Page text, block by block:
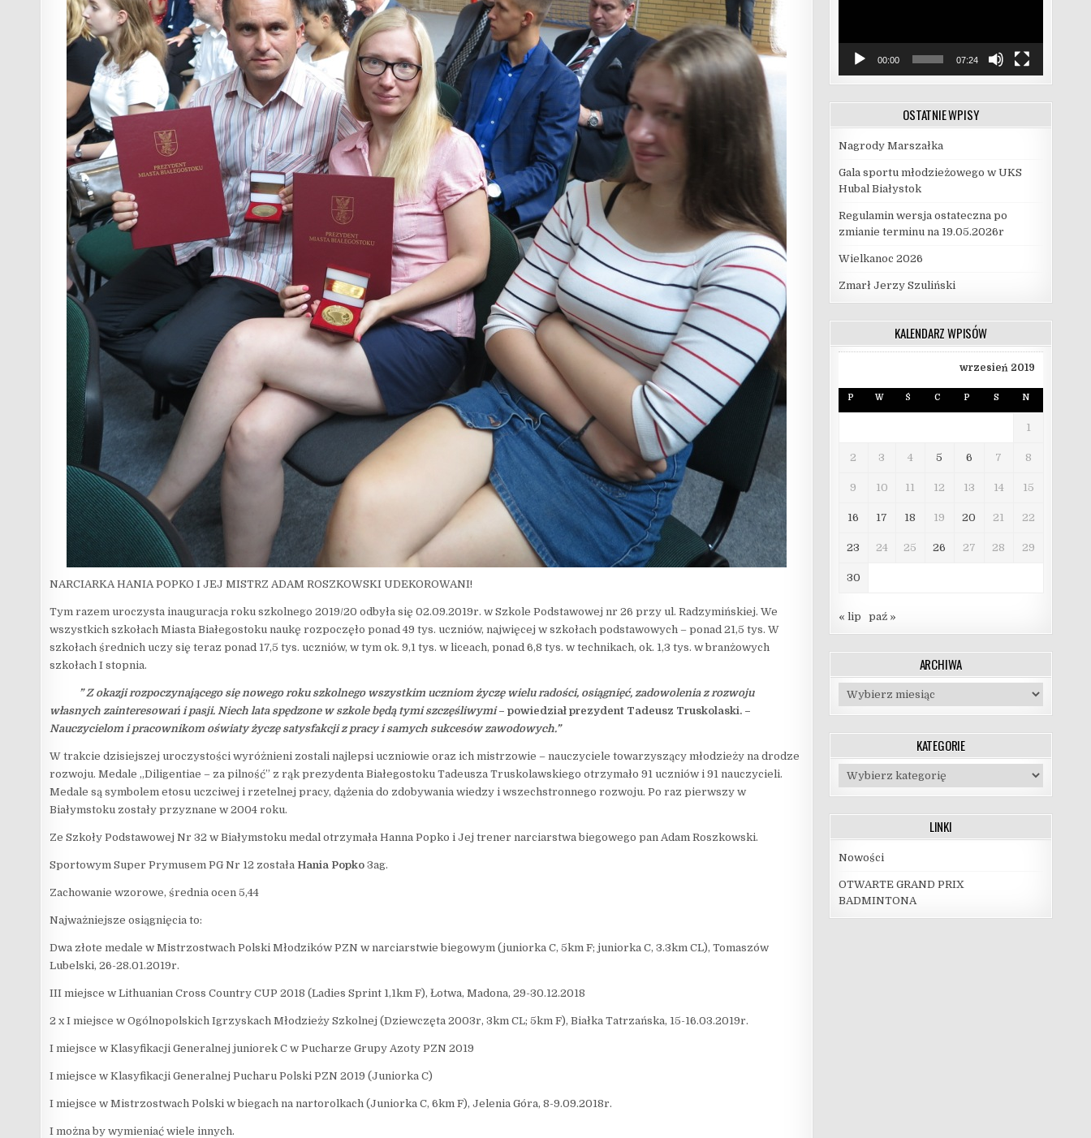
NARCIARKA HANIA POPKO I JEJ MISTRZ ADAM ROSZKOWSKI UDEKOROWANI!
Tym razem uroczysta inauguracja roku szkolnego 2019/20 odbyła się 02.09.2019r. w Szkole Podstawowej nr 26 przy ul. Radzymińskiej. We
wszystkich szkołach Miasta Białegostoku naukę rozpoczęło ponad 49 tys. uczniów, najwięcej w szkołach podstawowych – ponad 21,5 tys. W
szkołach średnich uczy się teraz ponad 17,5 tys. uczniów, w tym ok. 9,1 tys. w liceach, ponad 6,8 tys. w technikach, ok. 1,3 tys. w branżowych
szkołach I stopnia.
” Z okazji rozpoczynającego się nowego roku szkolnego wszystkim uczniom życzę wielu radości, osiągnięć, zadowolenia z rozwoju
własnych zainteresowań i pasji. Niech lata spędzone w szkole będą tymi szczęśliwymi– powiedział prezydent Tadeusz Truskolaski. –
Nauczycielom i pracownikom oświaty życzę satysfakcji z pracy i samych sukcesów zawodowych.”
W trakcie dzisiejszej uroczystości wyróżnieni zostali najlepsi uczniowie oraz ich mistrzowie – nauczyciele towarzyszący młodzieży na drodze
rozwoju. Medale „Diligentiae – za pilność” z rąk prezydenta Białegostoku Tadeusza Truskolawskiego otrzymało 91 uczniów i 91 nauczycieli.
Medale są symbolem etosu uczciwej i rzetelnej pracy, dążenia do zdobywania wiedzy i wszechstronnego rozwoju. Po raz pierwszy w
Białymstoku zostały przyznane w 2004 roku.
Ze Szkoły Podstawowej Nr 32 w Białymstoku medal otrzymała Hanna Popko i Jej trener narciarstwa biegowego pan Adam Roszkowski.
Sportowym Super Prymusem PG Nr 12 została Hania Popko3ag.
Zachowanie wzorowe, średnia ocen 5,44
Najważniejsze osiągnięcia to:
Dwa złote medale w Mistrzostwach Polski Młodzików PZN w narciarstwie biegowym (juniorka C, 5km F; juniorka C, 3.3km CL), Tomaszów
Lubelski, 26-28.01.2019r.
III miejsce w Lithuanian Cross Country CUP 2018 (Ladies Sprint 1,1km F), Łotwa, Madona, 29-30.12.2018
2 x I miejsce w Ogólnopolskich Igrzyskach Młodzieży Szkolnej (Dziewczęta 2003r, 3km CL; 5km F), Białka Tatrzańska, 15-16.03.2019r.
I miejsce w Klasyfikacji Generalnej juniorek C w Pucharze Grupy Azoty PZN 2019
I miejsce w Klasyfikacji Generalnej Pucharu Polski PZN 2019 (Juniorka C)
I miejsce w Mistrzostwach Polski w biegach na nartorolkach (Juniorka C, 6km F), Jelenia Góra, 8-9.09.2018r.
I można by wymieniać wiele innych.
00:00 07:24
OSTATNIE WPISY
Nagrody Marszałka
Gala sportu młodzieżowego w UKS
Hubal Białystok
Regulamin wersja ostateczna po
zmianie terminu na 19.05.2026r
Wielkanoc 2026
Zmarł Jerzy Szuliński
KALENDARZ WPISÓW
wrzesień 2019
P W Ś C P S N
1
2 3 4 5 6 7 8
9 10 11 12 13 14 15
16 17 18 19 20 21 22
23 24 25 26 27 28 29
30
« lip paź »
ARCHIWA
Archiwa
KATEGORIE
Kategorie
LINKI
Nowości
OTWARTE GRAND PRIX
BADMINTONA